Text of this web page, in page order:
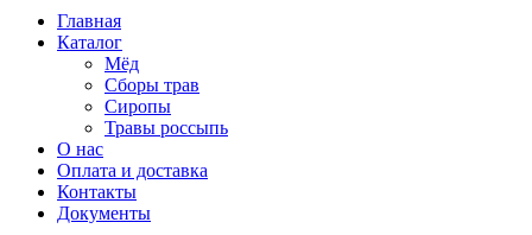
Главная
Каталог
Мёд
Сборы трав
Сиропы
Травы россыпь
О нас
Оплата и доставка
Контакты
Документы